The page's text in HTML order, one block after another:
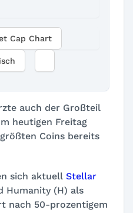
Cap Chart
auch der Großteil
heutigen Freitag
Coins bereits
sich aktuell Stellar
Humanity (H) als
nach 50-prozentigem